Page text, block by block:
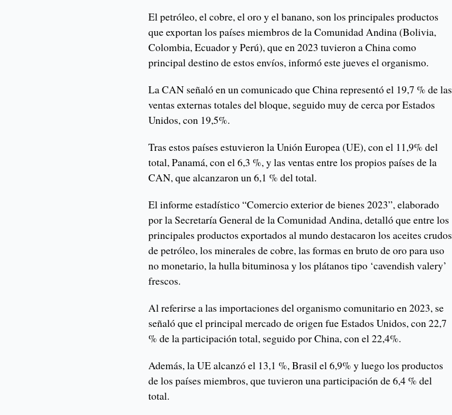
El petróleo, el cobre, el oro y el banano, son los principales productos
que exportan los países miembros de la Comunidad Andina (Bolivia,
Colombia, Ecuador y Perú), que en 2023 tuvieron a China como
principal destino de estos envíos, informó este jueves el organismo.
La CAN señaló en un comunicado que China representó el 19,7 % de las
ventas externas totales del bloque, seguido muy de cerca por Estados
Unidos, con 19,5%.
Tras estos países estuvieron la Unión Europea (UE), con el 11,9% del
total, Panamá, con el 6,3 %, y las ventas entre los propios países de la
CAN, que alcanzaron un 6,1 % del total.
El informe estadístico “Comercio exterior de bienes 2023”, elaborado
por la Secretaría General de la Comunidad Andina, detalló que entre los
principales productos exportados al mundo destacaron los aceites crudos
de petróleo, los minerales de cobre, las formas en bruto de oro para uso
no monetario, la hulla bituminosa y los plátanos tipo ‘cavendish valery’
frescos.
Al referirse a las importaciones del organismo comunitario en 2023, se
señaló que el principal mercado de origen fue Estados Unidos, con 22,7
% de la participación total, seguido por China, con el 22,4%.
Además, la UE alcanzó el 13,1 %, Brasil el 6,9% y luego los productos
de los países miembros, que tuvieron una participación de 6,4 % del
total.